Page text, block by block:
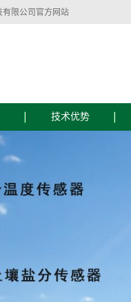
限公司官方网站
业土壤墒情监测仪器、水位雨量监测
技术优势
服务流程